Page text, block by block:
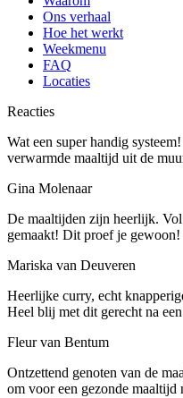
Ons verhaal
Hoe het werkt
Weekmenu
FAQ
Locaties
Reacties
Wat een super handig
verwarmde maaltijd uit de
Gina Molenaar
De maaltijden zijn heerlijk.
gemaakt! Dit proef je gewoon!
Mariska van Deuveren
Heerlijke curry, echt
Heel blij met dit gerecht na
Fleur van Bentum
Ontzettend genoten van de
om voor een gezonde maaltijd